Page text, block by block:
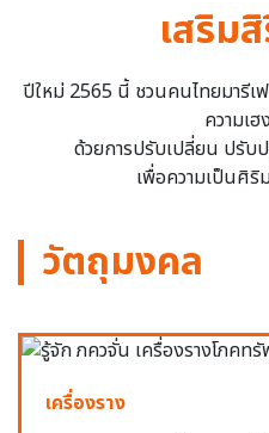
เสริม
ปีใหม่ 2565 นี้ ชวนคนไทยมารีเ
ความเ
ด้วยการปรับเปลี่ยน ปรับ
เพื่อความเป็นศิ
วัตถุมงคล
เครื่องราง